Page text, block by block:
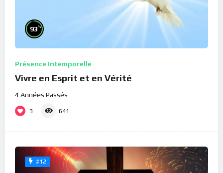
93%
Présence Intemporelle
Vivre en Esprit et en Vérité
4 Années Passés
3 641
#12